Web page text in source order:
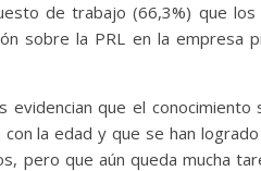
de trabajo (66,3%) que
sobre la PRL en la empresa
evidencian que el
la edad y que se han
pero que aún queda mucha